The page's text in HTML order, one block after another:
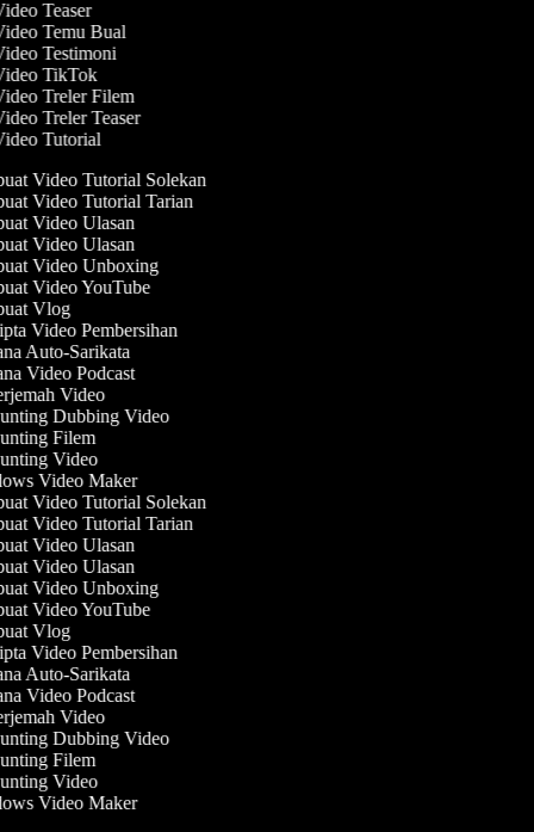
Teaser
Temu Bual
Testimoni
TikTok
Treler Filem
Treler Teaser
Tutorial
Video Tutorial Solekan
Video Tutorial Tarian
Video Ulasan
Video Ulasan
Video Unboxing
Video YouTube
Vlog
Video Pembersihan
Auto-Sarikata
Video Podcast
Video
Dubbing Video
Filem
Video
Video Maker
Video Tutorial Solekan
Video Tutorial Tarian
Video Ulasan
Video Ulasan
Video Unboxing
Video YouTube
Vlog
Video Pembersihan
Auto-Sarikata
Video Podcast
Video
Dubbing Video
Filem
Video
Video Maker